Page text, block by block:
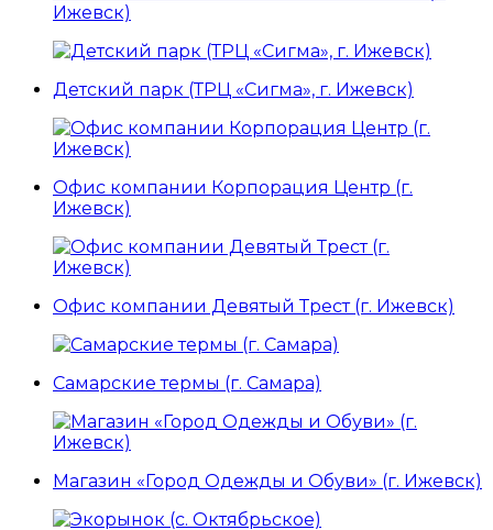
Ижевск)
Детский парк (ТРЦ «Сигма», г. Ижевск)
Офис компании Корпорация Центр (г.
Ижевск)
Офис компании Девятый Трест (г. Ижевск)
Самарские термы (г. Самара)
Магазин «Город Одежды и Обуви» (г. Ижевск)